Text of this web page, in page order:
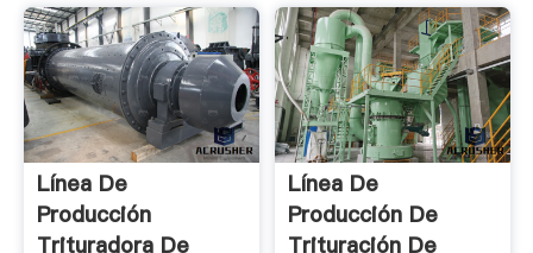
Línea De
Producción
Trituradora De
Línea De
Producción De
Trituración De